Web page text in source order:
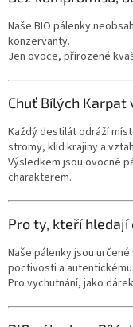
Naše BIO pálenky
konzervanty.
Jen ovoce, přirozené
Chuť Bílých Karpat
Každý destilát odráží
stromy, klid krajiny a
Výsledkem jsou ovocné
charakterem.
Pro ty, kteří
Naše pálenky jsou
poctivosti a
Pro vychutnání, jako